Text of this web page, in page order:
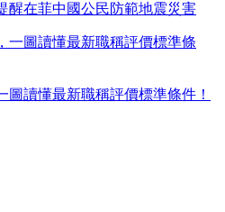
醒在菲中國公民防範地震災害
圖讀懂最新職稱評價標準條件！